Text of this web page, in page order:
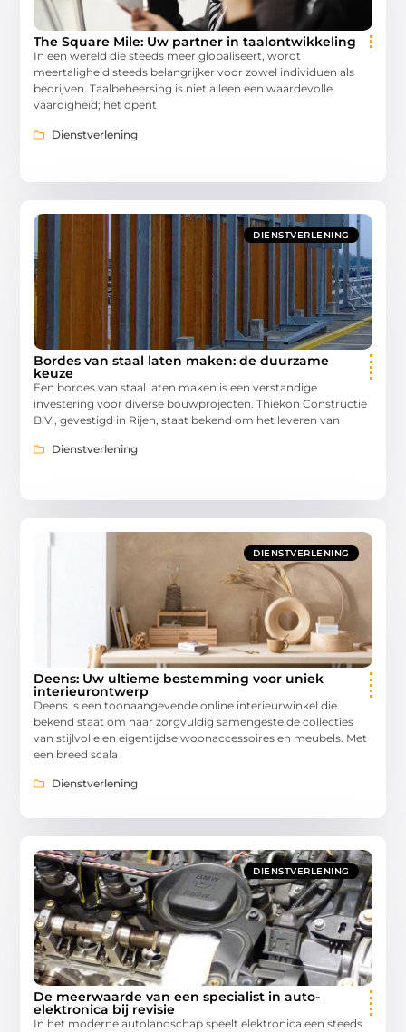
The Square Mile: Uw partner in taalontwikkeling
In een wereld die steeds meer globaliseert, wordt
meertaligheid steeds belangrijker voor zowel individuen als
bedrijven. Taalbeheersing is niet alleen een waardevolle
vaardigheid; het opent
Dienstverlening
DIENSTVERLENING
Bordes van staal laten maken: de duurzame
keuze
Een bordes van staal laten maken is een verstandige
investering voor diverse bouwprojecten. Thiekon Constructie
B.V., gevestigd in Rijen, staat bekend om het leveren van
Dienstverlening
DIENSTVERLENING
Deens: Uw ultieme bestemming voor uniek
interieurontwerp
Deens is een toonaangevende online interieurwinkel die
bekend staat om haar zorgvuldig samengestelde collecties
van stijlvolle en eigentijdse woonaccessoires en meubels. Met
een breed scala
Dienstverlening
DIENSTVERLENING
De meerwaarde van een specialist in auto-
elektronica bij revisie
In het moderne autolandschap speelt elektronica een steeds